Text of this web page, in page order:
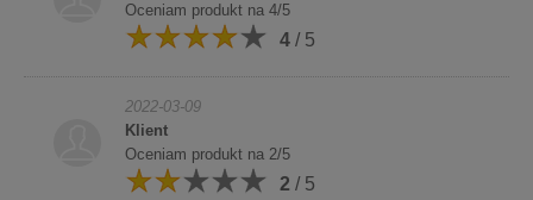
Oceniam produkt na 4/5
4 / 5
2022-03-09
Klient
Oceniam produkt na 2/5
2 / 5